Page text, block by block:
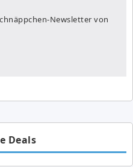
Newsletter von
Deals